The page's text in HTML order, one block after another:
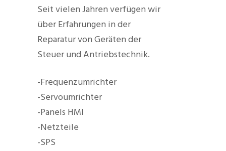
Seit vielen Jahren verfügen wir
über Erfahrungen in der
Reparatur von Geräten der
Steuer und Antriebstechnik.
-Frequenzumrichter
-Servoumrichter
-Panels HMI
-Netzteile
-SPS